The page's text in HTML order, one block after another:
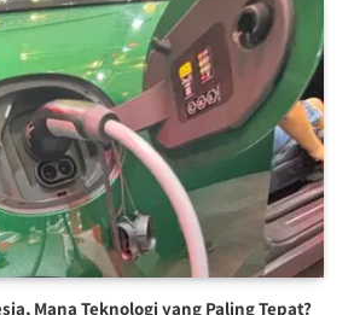
Mana Teknologi yang Paling Tepat?